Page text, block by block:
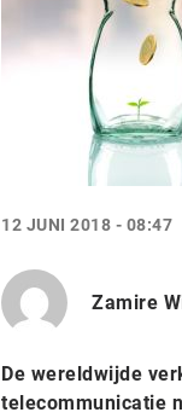
12 JUNI 2018 - 08:47
Zamire
De wereldwijde
telecommunicatie